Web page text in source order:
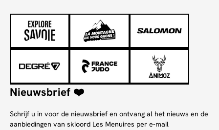
Nieuwsbrief ❤️
Schrijf u in voor de nieuwsbrief en ontvang al het nieuws en de
aanbiedingen van skioord Les Menuires per e-mail